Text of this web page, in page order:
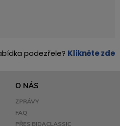
podezřele? Klikněte zde
O NÁS
ZPRÁVY
FAQ
PŘES BIDACLASSIC